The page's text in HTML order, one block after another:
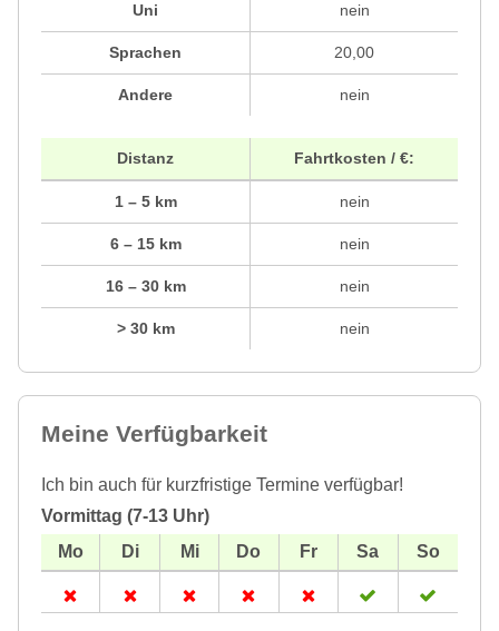
Uni
Sprachen
Andere
nein
20,00
nein
Distanz
1 – 5 km
6 – 15 km
16 – 30 km
> 30 km
Fahrtkosten / €:
nein
nein
nein
nein
Meine Verfügbarkeit
Ich bin auch für kurzfristige Termine verfügbar!
Vormittag (7-13 Uhr)